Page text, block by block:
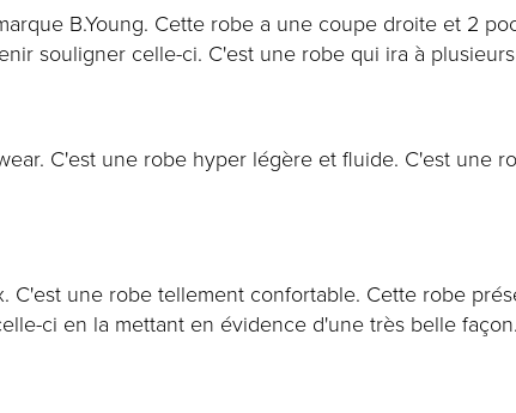
B.Young. Cette robe a une coupe droite et 2
souligner celle-ci. C'est une robe qui ira à
C'est une robe hyper légère et fluide. C'est une
C'est une robe tellement confortable. Cette robe
ci en la mettant en évidence d'une très belle façon.